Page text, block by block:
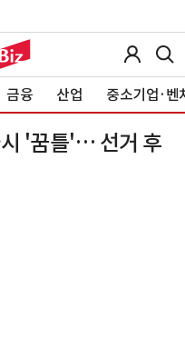
금융 산업 중소기업·벤
'꿈틀'… 선거 후